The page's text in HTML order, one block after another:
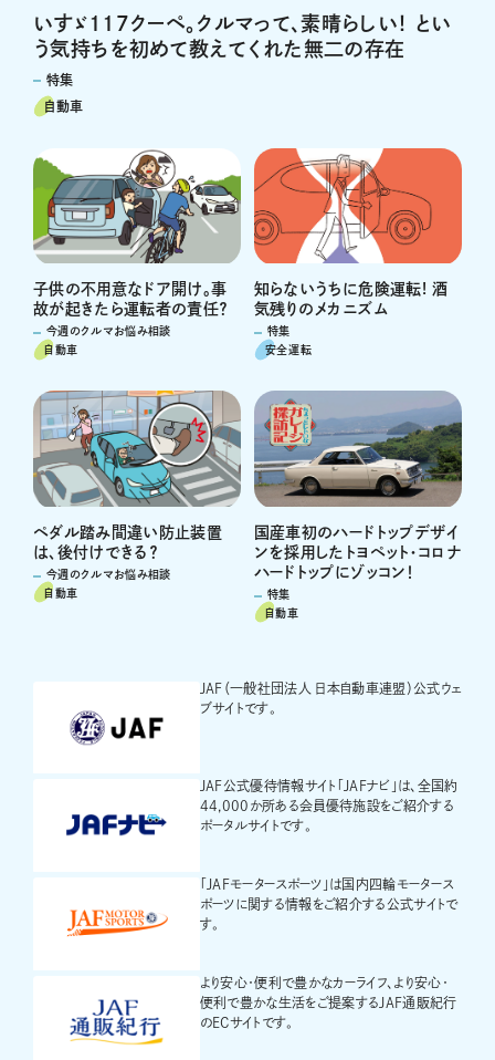
いすゞ117クーペ。クルマって、素晴らしい！ とい
う気持ちを初めて教えてくれた無二の存在
特集
自動車
子供の不用意なドア開け。事
故が起きたら運転者の責任？
今週のクルマお悩み相談
自動車
知らないうちに危険運転! 酒
気残りのメカニズム
特集
安全運転
ペダル踏み間違い防止装置
は、後付けできる？
今週のクルマお悩み相談
自動車
国産車初のハードトップデザイ
ンを採用したトヨペット・コロナ
ハードトップにゾッコン！
特集
自動車
JAF（一般社団法人 日本自動車連盟）公式ウェ
ブサイトです。
JAF公式優待情報サイト「JAFナビ」は、全国約
44,000か所ある会員優待施設をご紹介する
ポータルサイトです。
「JAFモータースポーツ」は国内四輪モータース
ポーツに関する情報をご紹介する公式サイトで
す。
より安心・便利で豊かなカーライフ、より安心・
便利で豊かな生活をご提案するJAF通販紀行
のECサイトです。